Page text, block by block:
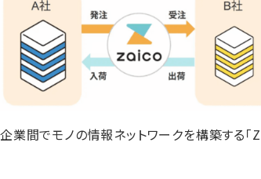
企業間でモノの情報ネットワークを構築する「